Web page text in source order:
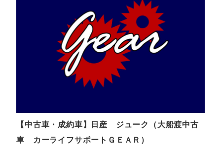
【中古車・成約車】日産 ジューク（大船渡中古
車 カーライフサポートＧＥＡＲ）